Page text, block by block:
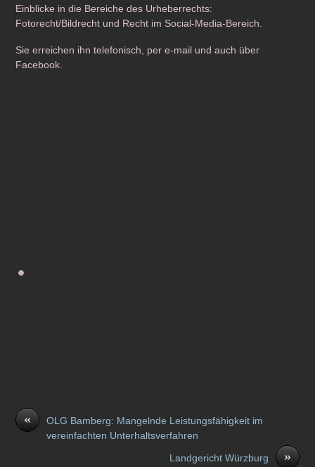
Einblicke in die Bereiche des Urheberrechts:
Fotorecht/Bildrecht und Recht im Social-Media-Bereich.
Sie erreichen ihn telefonisch, per e-mail und auch über
Facebook.
«
OLG Bamberg: Mangelnde Leistungsfähigkeit im
vereinfachten Unterhaltsverfahren
»
Landgericht Würzburg